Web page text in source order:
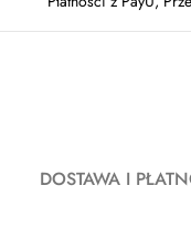
DOSTAWA I